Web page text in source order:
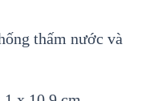
thấm nước và